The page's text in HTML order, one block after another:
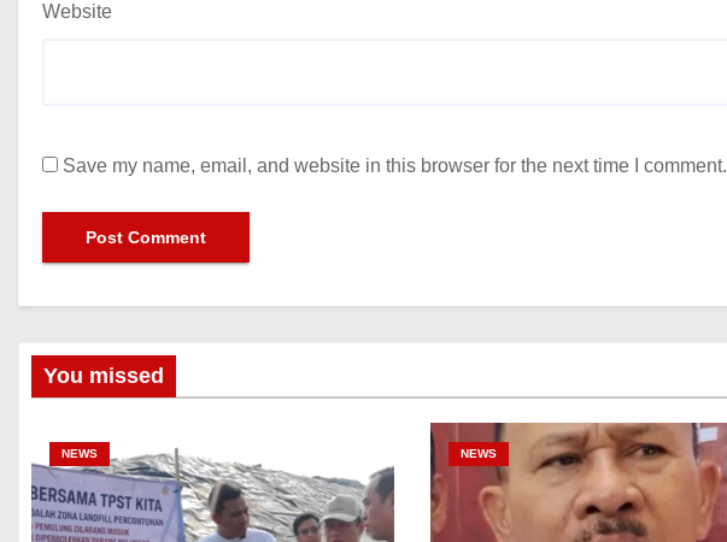
Website
Save my name, email, and website in this browser for the next time I comment.
You missed
NEWS NEWS